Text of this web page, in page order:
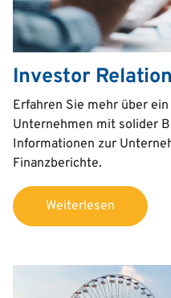
Investor
Text
Erfahren Sie mehr über
Unternehmen mit solider
Informationen zur
Finanzberichte.
Weiterlesen